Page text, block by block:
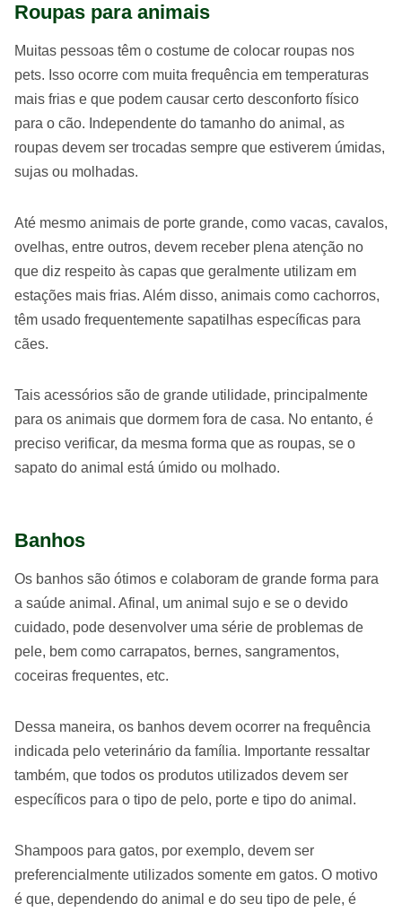
Roupas para animais
Muitas pessoas têm o costume de colocar roupas nos
pets. Isso ocorre com muita frequência em temperaturas
mais frias e que podem causar certo desconforto físico
para o cão. Independente do tamanho do animal, as
roupas devem ser trocadas sempre que estiverem úmidas,
sujas ou molhadas.
Até mesmo animais de porte grande, como vacas, cavalos,
ovelhas, entre outros, devem receber plena atenção no
que diz respeito às capas que geralmente utilizam em
estações mais frias. Além disso, animais como cachorros,
têm usado frequentemente sapatilhas específicas para
cães.
Tais acessórios são de grande utilidade, principalmente
para os animais que dormem fora de casa. No entanto, é
preciso verificar, da mesma forma que as roupas, se o
sapato do animal está úmido ou molhado.
Banhos
Os banhos são ótimos e colaboram de grande forma para
a saúde animal. Afinal, um animal sujo e se o devido
cuidado, pode desenvolver uma série de problemas de
pele, bem como carrapatos, bernes, sangramentos,
coceiras frequentes, etc.
Dessa maneira, os banhos devem ocorrer na frequência
indicada pelo veterinário da família. Importante ressaltar
também, que todos os produtos utilizados devem ser
específicos para o tipo de pelo, porte e tipo do animal.
Shampoos para gatos, por exemplo, devem ser
preferencialmente utilizados somente em gatos. O motivo
é que, dependendo do animal e do seu tipo de pele, é